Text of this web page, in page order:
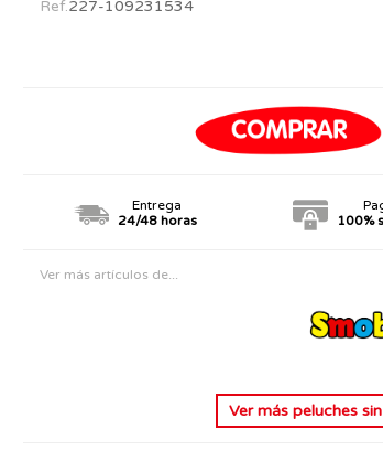
PERSONAJES
Ref.227-109231534
Entrega
24/48 horas
100%
Ver más artículos de...
Ver máspeluches